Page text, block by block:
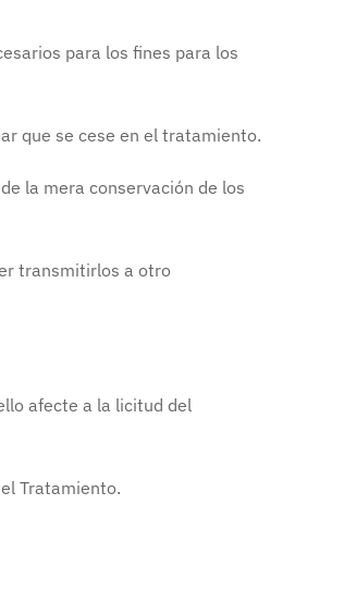
para los fines para los
que se cese en el tratamiento.
la mera conservación de los
transmitirlos a otro
afecte a la licitud del
Tratamiento.